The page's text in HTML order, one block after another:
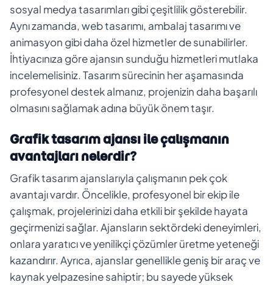
sosyal medya tasarımları gibi çeşitlilik gösterebilir.
Aynı zamanda, web tasarımı, ambalaj tasarımı ve
animasyon gibi daha özel hizmetler de sunabilirler.
İhtiyacınıza göre ajansın sunduğu hizmetleri mutlaka
incelemelisiniz. Tasarım sürecinin her aşamasında
profesyonel destek almanız, projenizin daha başarılı
olmasını sağlamak adına büyük önem taşır.
Grafik tasarım ajansı ile çalışmanın
avantajları nelerdir?
Grafik tasarım ajanslarıyla çalışmanın pek çok
avantajı vardır. Öncelikle, profesyonel bir ekip ile
çalışmak, projelerinizi daha etkili bir şekilde hayata
geçirmenizi sağlar. Ajansların sektördeki deneyimleri,
onlara yaratıcı ve yenilikçi çözümler üretme yeteneği
kazandırır. Ayrıca, ajanslar genellikle geniş bir araç ve
kaynak yelpazesine sahiptir; bu sayede yüksek